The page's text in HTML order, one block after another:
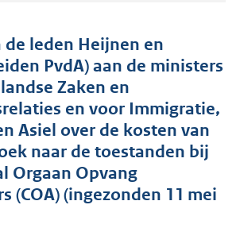
n
d
s
g
r
o
t
t
:
de leden Heijnen en
PvdA) aan de ministers
Zaken en
en voor Immigratie,
Asiel over de kosten van
naar de toestanden bij
Orgaan Opvang
(COA) (ingezonden 11 mei